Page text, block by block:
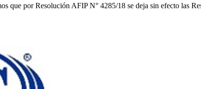
por Resolución AFIP N° 4285/18 se deja sin efecto las